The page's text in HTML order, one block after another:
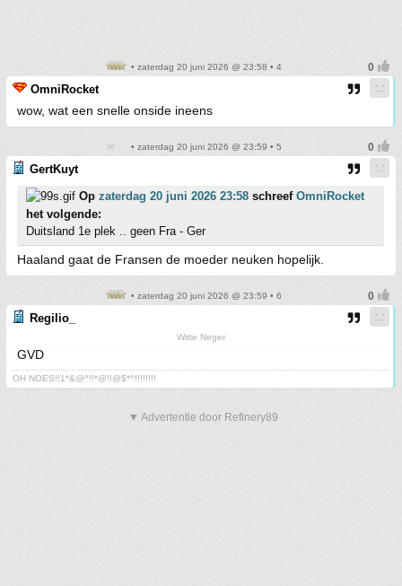
• zaterdag 20 juni 2026 @ 23:58 • 4
OmniRocket
wow, wat een snelle onside ineens
• zaterdag 20 juni 2026 @ 23:59 • 5
GertKuyt
Op zaterdag 20 juni 2026 23:58 schreef OmniRocket
het volgende:
Duitsland 1e plek .. geen Fra - Ger
Haaland gaat de Fransen de moeder neuken hopelijk.
• zaterdag 20 juni 2026 @ 23:59 • 6
Regilio_
Witte Neger
GVD
OH NOES!!1*&@^!!*@!!@$*^!!!!!!!!
▼ Advertentie door Refinery89